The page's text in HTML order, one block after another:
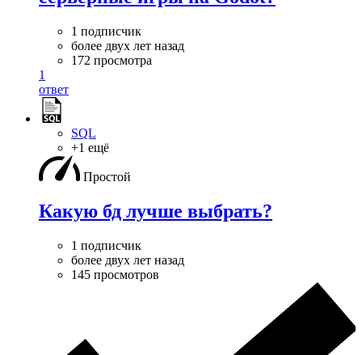
1 подписчик
более двух лет назад
172 просмотра
1
ответ
SQL
+1 ещё
Простой
Какую бд лучше выбрать?
1 подписчик
более двух лет назад
145 просмотров